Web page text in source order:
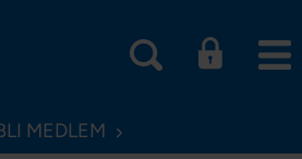
MEDLEM